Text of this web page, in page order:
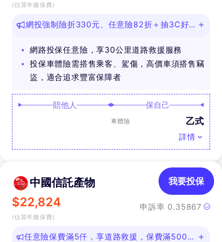
(估算年繳保費)
網投強制險折330元、任意險82折＋抽3C好
網路投保任意險，享30公里道路救援服務
投保車體險需搭售乘客、駕傷，高價車須搭售竊
盜，適合追求豐富保障者
賠他人 保自己
車體險 乙式
詳情
中國信託產物
$22,824
(估算年繳保費)
申訴率 0.35867
我要投保
任意險保費滿5仟，享道路救援，保費滿500即